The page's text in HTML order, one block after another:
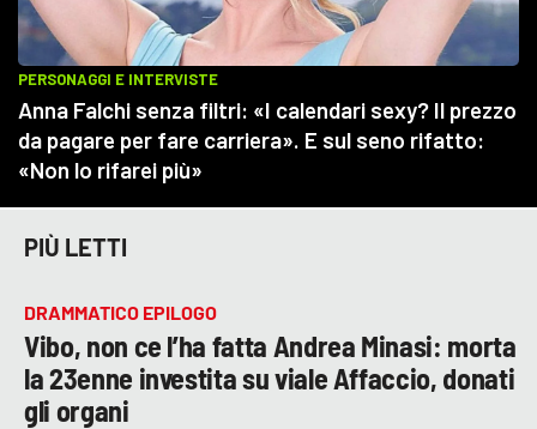
PIÙ LETTI
DRAMMATICO EPILOGO
Vibo, non ce l’ha fatta Andrea Minasi: morta
la 23enne investita su viale Affaccio, donati
gli organi